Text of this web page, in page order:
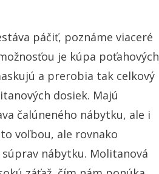
páčiť, poznáme viaceré
je kúpa poťahových
a prerobia tak celkový
dosiek. Majú
čalúneného nábytku, ale i
voľbou, ale rovnako
nábytku. Molitanová